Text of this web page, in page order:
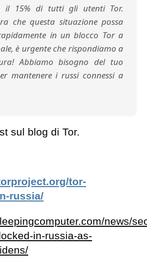
il 15% di tutti gli utenti Tor.
che questa situazione possa
in un blocco Tor a
è urgente che rispondiamo a
Abbiamo bisogno del tuo
mantenere i russi connessi a
sul blog di Tor.
tor-
russia/
news/
in-russia-as-